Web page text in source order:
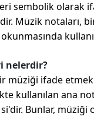
sembolik olarak
Müzik notaları,
okunmasında
nelerdir?
müziği ifade etmek
kullanılan ana
Bunlar, müziği